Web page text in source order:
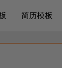
简历模板